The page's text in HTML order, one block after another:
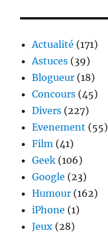
Actualité (171)
Astuces (39)
Blogueur (18)
Concours (45)
Divers (227)
Evenement (55)
Film (41)
Geek (106)
Google (23)
Humour (162)
iPhone (1)
Jeux (28)